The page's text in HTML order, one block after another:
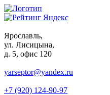
Ярославль,
ул. Лисицына,
д. 5, офис 120
yarseptor@yandex.ru
+7 (920) 124-90-97